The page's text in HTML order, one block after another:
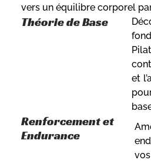
vers un équilibre corporel
Théorie de Base
et
Renforcement et
Endurance